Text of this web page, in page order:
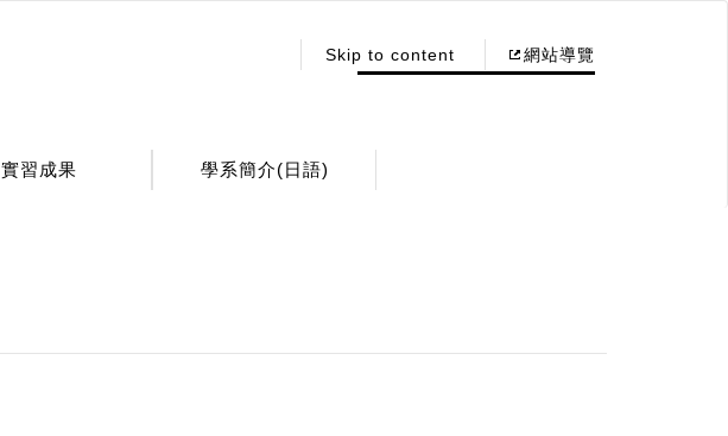
Skip to content 網站導覽
實習成果 學系簡介(日語)